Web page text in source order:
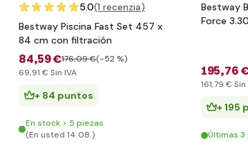
5.0(1 recenzia)
Bestway Piscina Fast Set 457 x
84 cm con filtración
84,59 €176,09 €(-52 %)
69,91 € Sin IVA
+ 84 puntos
En stock > 5 piezas
(En usted 14.08.)
Bestway
Force
195,76
161,79 € Sin
+ 195
Últimas 3